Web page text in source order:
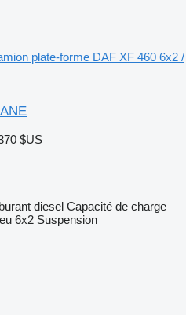
plate-forme DAF XF 460 6x2 /
$US
diesel Capacité de charge
6x2 Suspension